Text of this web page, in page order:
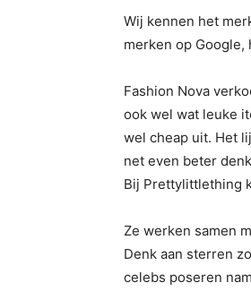
Wij kennen het
merken op
Fashion Nova
ook wel wat leuke
wel cheap uit. Het
net even beter
Bij Prettylittlething
Ze werken samen
Denk aan sterren
celebs poseren